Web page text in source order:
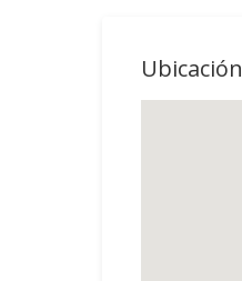
Ubicación